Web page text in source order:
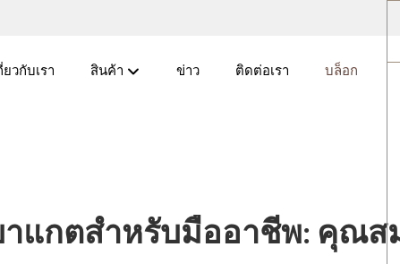
ยวกับเรา สินค้า ข่าว ติดต่อเรา บล็อก
แกตสำหรับมืออาชีพ: คุณส